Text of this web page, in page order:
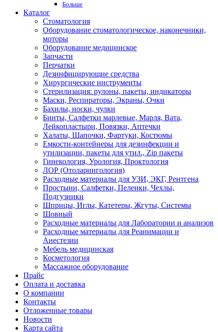
Больше
Каталог
Стоматология
Оборудование стоматологическое, наконечники,
моторы
Оборудование медицинское
Запчасти
Перчатки
Дезинфицирующие средства
Хирургические инструменты
Стерилизация: рулоны, пакеты, индикаторы
Маски, Респираторы, Экраны, Очки
Бахилы, носки, чулки
Бинты, Салфетки марлевые, Марля, Вата,
Лейкопластыри, Повязки, Аптечки
Халаты, Шапочки, Фартуки, Костюмы
Емкости-контейнеры для дезинфекции и
утилизации, пакеты для утил., Zip пакеты
Гинекология, Урология, Проктология
ЛОР (Отоларингология)
Расходные материалы для УЗИ, ЭКГ, Рентгена
Простыни, Салфетки, Пеленки, Чехлы,
Подгузники
Шприцы, Иглы, Катетеры, Жгуты, Системы
Шовный
Расходные материалы для Лаборатории и анализов
Расходные материалы для Реанимации и
Анестезии
Мебель медицинская
Косметология
Массажное оборудование
Прайс
Оплата и доставка
О компании
Контакты
Отложенные товары
Новости
Карта сайта